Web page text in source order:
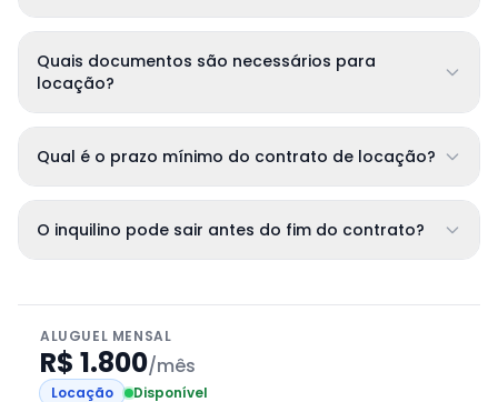
Quais documentos são necessários para
locação?
Qual é o prazo mínimo do contrato de locação?
O inquilino pode sair antes do fim do contrato?
ALUGUEL MENSAL
R$ 1.800/mês
Locação Disponível